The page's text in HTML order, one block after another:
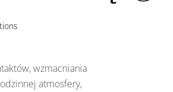
wzmacniania
atmosfery,